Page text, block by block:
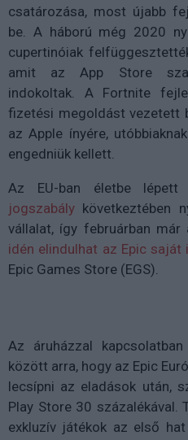
csatározása, most újabb
be. A háború még 2020
cupertinóiak
amit az App Store
indokoltak. A Fortnite
fizetési megoldást vezetett
az Apple ínyére,
engedniük kellett.
Az EU-ban életbe lépett
jogszabály következtében
vállalat, így februárban már
idén elindulhat az Epic saját
Epic Games Store (EGS).
Az áruházzal
között arra, hogy az Epic
lecsípni az eladások után,
Play Store 30 százalékával.
exkluzív játékok az első